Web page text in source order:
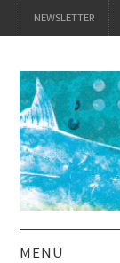
NEWSLETTER
MENU